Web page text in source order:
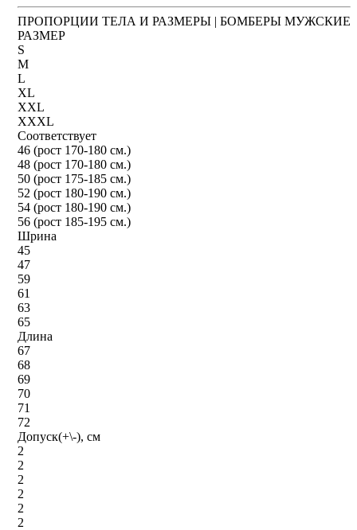
ПРОПОРЦИИ ТЕЛА И РАЗМЕРЫ | БОМБЕРЫ МУЖСКИЕ
РАЗМЕР
S
M
L
XL
XXL
XXXL
Соответствует
46 (рост 170-180 см.)
48 (рост 170-180 см.)
50 (рост 175-185 см.)
52 (рост 180-190 см.)
54 (рост 180-190 см.)
56 (рост 185-195 см.)
Шрина
45
47
59
61
63
65
Длина
67
68
69
70
71
72
Допуск(+\-), см
2
2
2
2
2
2